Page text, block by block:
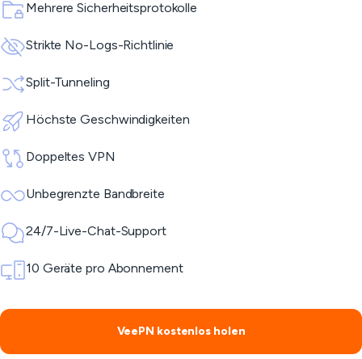
Mehrere Sicherheitsprotokolle
Strikte No-Logs-Richtlinie
Split-Tunneling
Höchste Geschwindigkeiten
Doppeltes VPN
Unbegrenzte Bandbreite
24/7-Live-Chat-Support
10 Geräte pro Abonnement
VeePN kostenlos holen